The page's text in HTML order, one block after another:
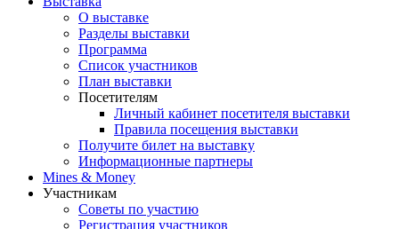
О выставке
Разделы выставки
Программа
Список участников
План выставки
Посетителям
Личный кабинет посетителя выставки
Правила посещения выставки
Получите билет на выставку
Информационные партнеры
Mines & Money
Участникам
Советы по участию
Регистрация участников